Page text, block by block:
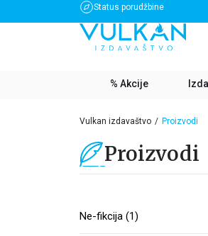
Status porudžbine
BESPLATNA DOSTAVA ZA
% Akcije
Vulkan izdavaštvo Proizvodi
Proizvodi
Ne-fikcija (1)